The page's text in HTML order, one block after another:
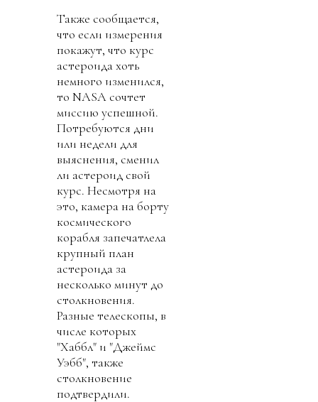
Также сообщается,
что если измерения
покажут, что курс
астероида хоть
немного изменился,
то NASA сочтет
миссию успешной.
Потребуются дни
или недели для
выяснения, сменил
ли астероид свой
курс. Несмотря на
это, камера на борту
космического
корабля запечатлела
крупный план
астероида за
несколько минут до
столкновения.
Разные телескопы, в
числе которых
"Хаббл" и "Джеймс
Уэбб", также
столкновение
подтвердили.